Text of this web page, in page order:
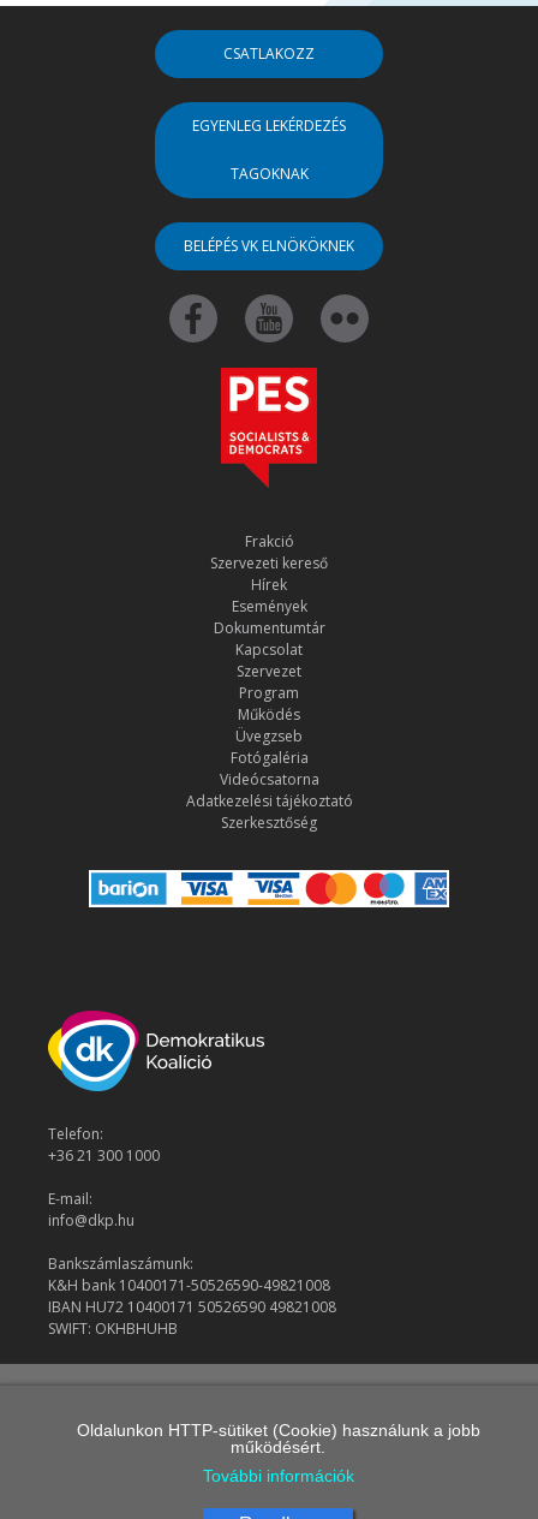
CSATLAKOZZ
EGYENLEG LEKÉRDEZÉS
TAGOKNAK
BELÉPÉS VK ELNÖKÖKNEK
Frakció
Szervezeti kereső
Hírek
Események
Dokumentumtár
Kapcsolat
Szervezet
Program
Működés
Üvegzseb
Fotógaléria
Videócsatorna
Adatkezelési tájékoztató
Szerkesztőség
Telefon:
+36 21 300 1000
E-mail:
info@dkp.hu
Bankszámlaszámunk:
K&H bank 10400171-50526590-49821008
IBAN HU72 10400171 50526590 49821008
SWIFT: OKHBHUHB
Oldalunkon HTTP-sütiket (Cookie) használunk a jobb
működésért.
További információk